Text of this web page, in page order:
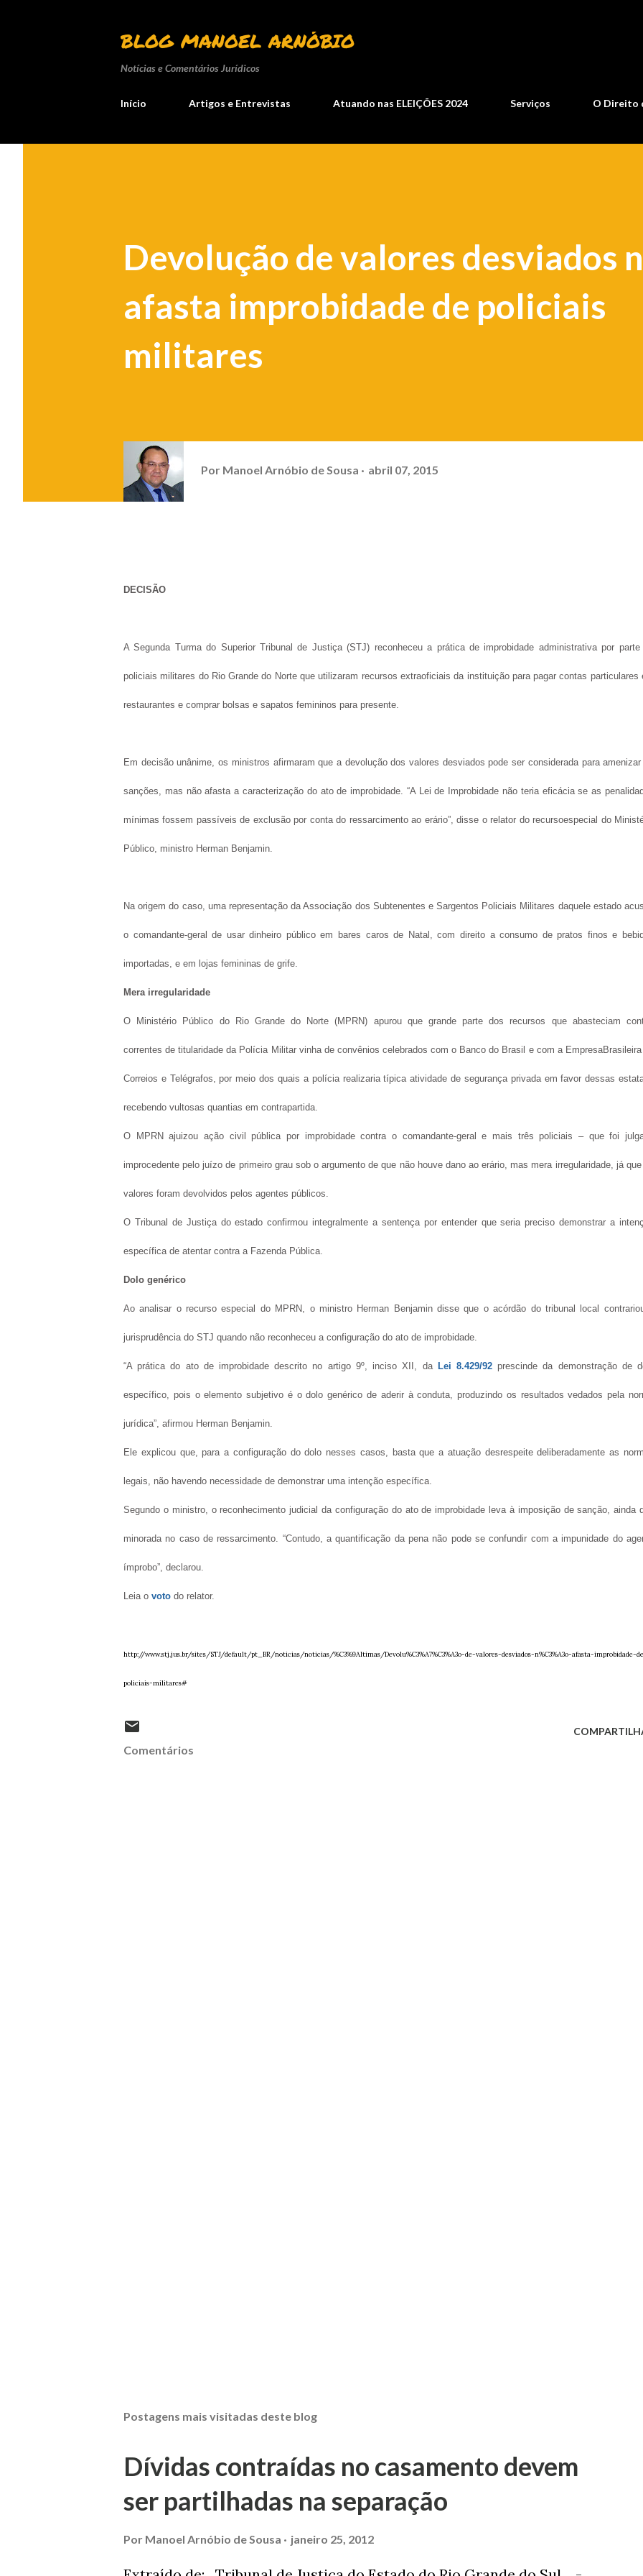
BLOG MANOEL ARNÓBIO
Notícias e Comentários Jurídicos
Início Artigos e Entrevistas Atuando nas ELEIÇÕES 2024 Serviços O Direito
Devolução de valores desviados
afasta improbidade de policiais
militares
Por Manoel Arnóbio de Sousa abril 07, 2015
DECISÃO
A Segunda Turma do Superior Tribunal de Justiça (STJ) reconheceu a prática de improbidade administrativa por parte
policiais militares do Rio Grande do Norte que utilizaram recursos extraoficiais da instituição para pagar contas particulares
restaurantes e comprar bolsas e sapatos femininos para presente.
Em decisão unânime, os ministros afirmaram que a devolução dos valores desviados pode ser considerada para amenizar
sanções, mas não afasta a caracterização do ato de improbidade. “A Lei de Improbidade não teria eficácia se as
mínimas fossem passíveis de exclusão por conta do ressarcimento ao erário”, disse o relator do recursoespecial do
Público, ministro Herman Benjamin.
Na origem do caso, uma representação da Associação dos Subtenentes e Sargentos Policiais Militares daquele estado
o comandante-geral de usar dinheiro público em bares caros de Natal, com direito a consumo de pratos finos e
importadas, e em lojas femininas de grife.
Mera irregularidade
O Ministério Público do Rio Grande do Norte (MPRN) apurou que grande parte dos recursos que abasteciam
correntes de titularidade da Polícia Militar vinha de convênios celebrados com o Banco do Brasil e com a
Correios e Telégrafos, por meio dos quais a polícia realizaria típica atividade de segurança privada em favor dessas
recebendo vultosas quantias em contrapartida.
O MPRN ajuizou ação civil pública por improbidade contra o comandante-geral e mais três policiais – que foi
improcedente pelo juízo de primeiro grau sob o argumento de que não houve dano ao erário, mas mera irregularidade, já
valores foram devolvidos pelos agentes públicos.
O Tribunal de Justiça do estado confirmou integralmente a sentença por entender que seria preciso demonstrar a
específica de atentar contra a Fazenda Pública.
Dolo genérico
Ao analisar o recurso especial do MPRN, o ministro Herman Benjamin disse que o acórdão do tribunal local
jurisprudência do STJ quando não reconheceu a configuração do ato de improbidade.
“A prática do ato de improbidade descrito no artigo 9º, inciso XII, da Lei 8.429/92prescinde da demonstração de
específico, pois o elemento subjetivo é o dolo genérico de aderir à conduta, produzindo os resultados vedados pela
jurídica”, afirmou Herman Benjamin.
Ele explicou que, para a configuração do dolo nesses casos, basta que a atuação desrespeite deliberadamente as
legais, não havendo necessidade de demonstrar uma intenção específica.
Segundo o ministro, o reconhecimento judicial da configuração do ato de improbidade leva à imposição de sanção, ainda
minorada no caso de ressarcimento. “Contudo, a quantificação da pena não pode se confundir com a impunidade do
ímprobo”, declarou.
Leia o voto do relator.
http://www.stj.jus.br/sites/STJ/default/pt_BR/noticias/noticias/%C3%9Altimas/Devolu%C3%A7%C3%A3o-de-valores-desviados-n%C3%A3o-afasta-improbidade-
policiais-militares#
Comentários
Postagens mais visitadas deste blog
Dívidas contraídas no casamento devem
ser partilhadas na separação
Por Manoel Arnóbio de Sousa janeiro 25, 2012